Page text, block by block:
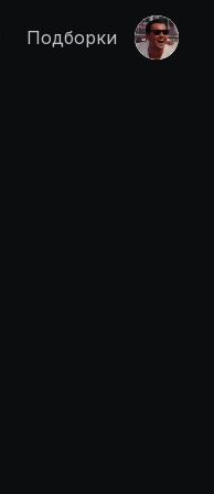
Подборки